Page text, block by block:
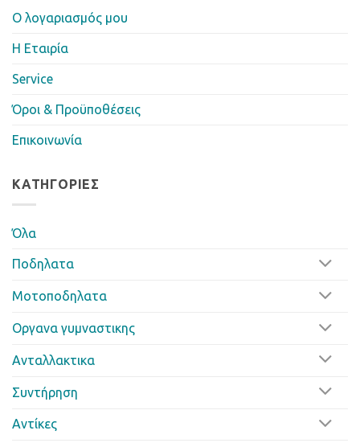
Ο λογαριασμός μου
Η Eταιρία
Service
Όροι & Προϋποθέσεις
Επικοινωνία
ΚΑΤΗΓΟΡΊΕΣ
Όλα
Ποδηλατα
Μοτοποδηλατα
Οργανα γυμναστικης
Ανταλλακτικα
Συντήρηση
Αντίκες